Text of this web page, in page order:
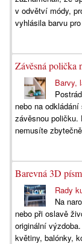
v odvětví módy,
vyhlásila barvu
Závěsná polička
Barvy,
nebo na
závěsnou
nemusíte
Barevná 3D
Rady
Na
nebo při oslavě
originální
květiny, balónky,